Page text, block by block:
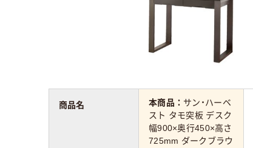
本商品： サン・ハーベ
スト タモ突板 デスク
幅900×奥行450×高さ
725mm ダークブラウ
商品名